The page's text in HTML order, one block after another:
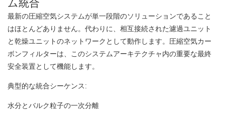
ム統合
最新の圧縮空気システムが単一段階のソリューションであること
はほとんどありません。代わりに、相互接続された濾過ユニット
と乾燥ユニットのネットワークとして動作します。圧縮空気カー
ボンフィルターは、このシステムアーキテクチャ内の重要な最終
安全装置として機能します。
典型的な統合シーケンス:
水分とバルク粒子の一次分離